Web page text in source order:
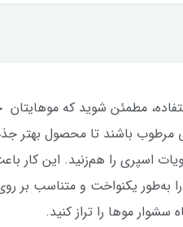
استفاده، مطمئن شوید که
مرطوب باشند تا محصول بهتر
اسپری را هم‌زنید. این
سشوار موها را تراز کنید.